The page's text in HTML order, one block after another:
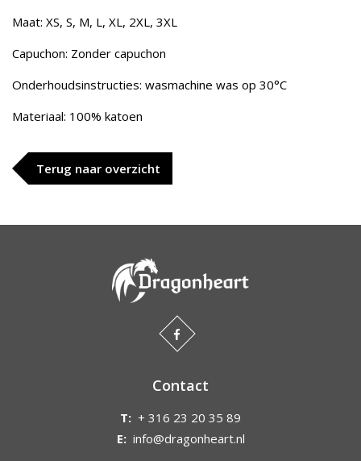
Maat: XS, S, M, L, XL, 2XL, 3XL
Capuchon: Zonder capuchon
Onderhoudsinstructies: wasmachine was op 30°C
Materiaal: 100% katoen
Terug naar overzicht
Contact
T: + 316 23 20 35 89
E: info@dragonheart.nl